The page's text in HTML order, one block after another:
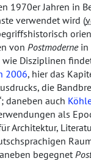
1970er Jahren in
verwendet wird (
von Postmodernein
wie Disziplinen
2006, hier das
die
; daneben auch
als
Architektur,
begegnet